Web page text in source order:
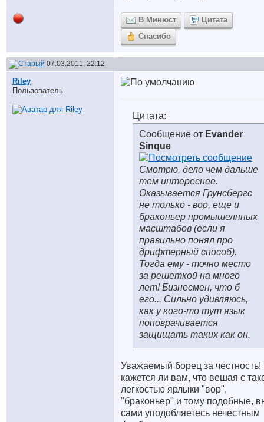
В Минюст
Цитата
Спасибо
07.03.2011, 22:12
Riley
Пользователь
Цитата:
Сообщение от Evander
Sinque
Смотрю, дело чем дальше
тем интереснее.
Оказывается Грунсбергс
не только - вор, еще и
браконьер промышелнных
масштабов (если я
правильно понял про
дрифтерный способ).
Тогда ему - точно место
за решеткой на много
лет! Бизнесмен, что б
его... Сильно удивляюсь,
как у кого-то тут язык
поповрачивается
защищать таких как он.
Уважаемый борец за
кажется ли вам, что вешая с
легкостью ярлыки "вор",
"браконьер" и тому подобные,
сами уподобляетесь нечестным